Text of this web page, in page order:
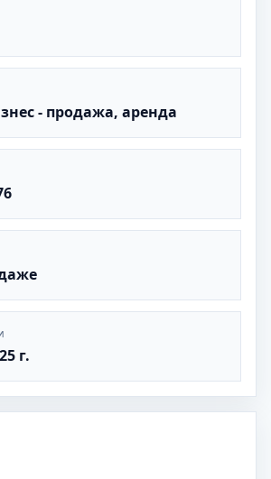
- продажа, аренда
г.